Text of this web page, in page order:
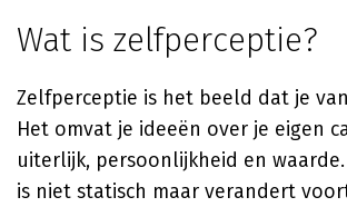
Wat is zelfperceptie?
Zelfperceptie is het beeld dat je
Het omvat je ideeën over je eigen
uiterlijk, persoonlijkheid en
is niet statisch maar verandert